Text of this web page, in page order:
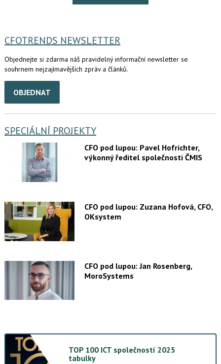
CFOTRENDS NEWSLETTER
Objednejte si zdarma náš pravidelný informační newsletter se
souhrnem nejzajímavějších zpráv a článků.
OBJEDNAT
SPECIÁLNÍ PROJEKTY
CFO pod lupou: Pavel Hofrichter,
výkonný ředitel společnosti ČMIS
CFO pod lupou: Zuzana Hofová, CFO,
OKsystem
CFO pod lupou: Jan Rosenberg,
MoroSystems
TOP 100 ICT společností 2025
tabulky